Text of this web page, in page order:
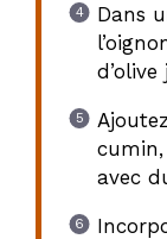
Dans
cumin,
avec